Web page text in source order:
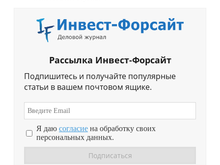
Рассылка Инвест-Форсайт
Подпишитесь и получайте популярные
статьи в вашем почтовом ящике.
Я даю согласие на обработку своих
персональных данных.